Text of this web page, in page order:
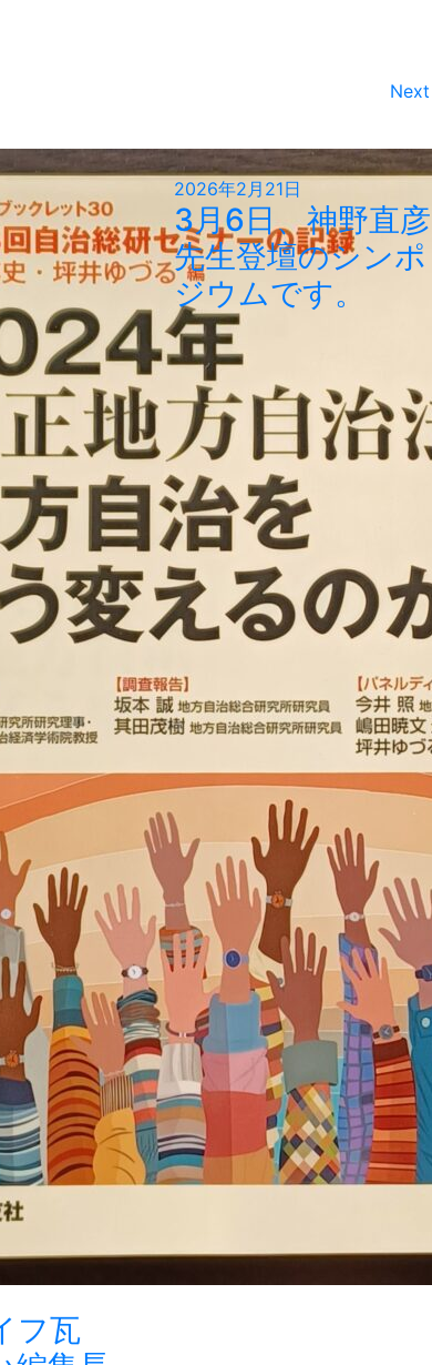
フ瓦
2026年2月21日
3月6日、神野直彦
先生登壇のシンポ
ジウムです。